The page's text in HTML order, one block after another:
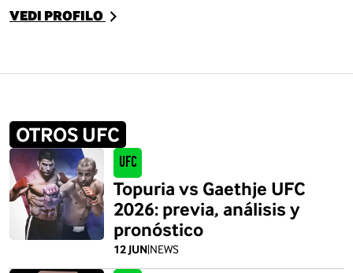
VEDI PROFILO
OTROS UFC
UFC
12 JUN|NEWS
Topuria vs Gaethje UFC
2026: previa, análisis y
pronóstico